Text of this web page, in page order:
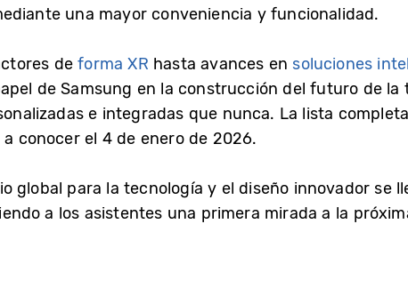
una mayor conveniencia y funcionalidad.
deforma XR hasta avances en soluciones
de Samsung en la construcción del futuro de
e integradas que nunca. La lista
conocer el 4 de enero de 2026.
global para la tecnología y el diseño innovador se
a los asistentes una primera mirada a la